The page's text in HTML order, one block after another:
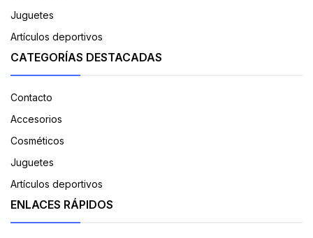
Juguetes
Artículos deportivos
CATEGORÍAS DESTACADAS
Contacto
Accesorios
Cosméticos
Juguetes
Artículos deportivos
ENLACES RÁPIDOS